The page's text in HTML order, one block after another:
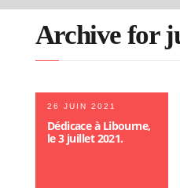
Archive for
26 JUIN 2021
Dédicace à Libourne,
le 3 juillet 2021.